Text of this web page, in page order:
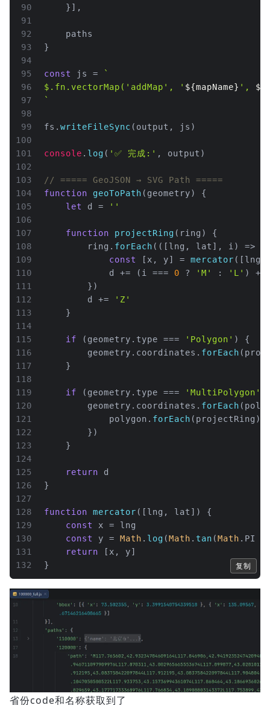
90
91
92
93
94
95
96
97
98
99
100
101
102
103
104
105
106
107
108
109
110
111
112
113
114
115
116
117
118
119
120
121
122
123
124
125
126
127
128
129
130
131
132
    }],
    paths
}
const js =
`
$.fn.vectorMap('addMap', ' ${mapName} ', ${
`
fs. writeFileSync (output, js)
console . log ( '✅ 完成:' , output)
// ===== GeoJSON → SVG Path =====
function
geoToPath ( geometry) {
let
d = ''
function projectRing ( ring ) {
        ring.
forEach ( ( [lng, lat], i) =>
const
[x, y] = mercator
            d += (i ===
0 ? 'M' : 'L' ) +
        })
        d +=
'Z'
    }
if (geometry. type === 'Polygon' ) {
        geometry.
coordinates . forEach
    }
if (geometry. type === 'MultiPolygon'
        geometry.
coordinates . forEach (
            polygon.
forEach (projectRing)
        })
    }
return d
}
function mercator ( [lng, lat] ) {
const
x = lng
const
y = Math . log (Math . tan (Math . PI
return [x, y]
}
复制
省份code和名称获取到了